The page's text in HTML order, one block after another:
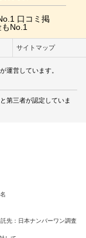
サイトマップ
運営しています。
第三者が認定していま
先：日本ナンバーワン調査